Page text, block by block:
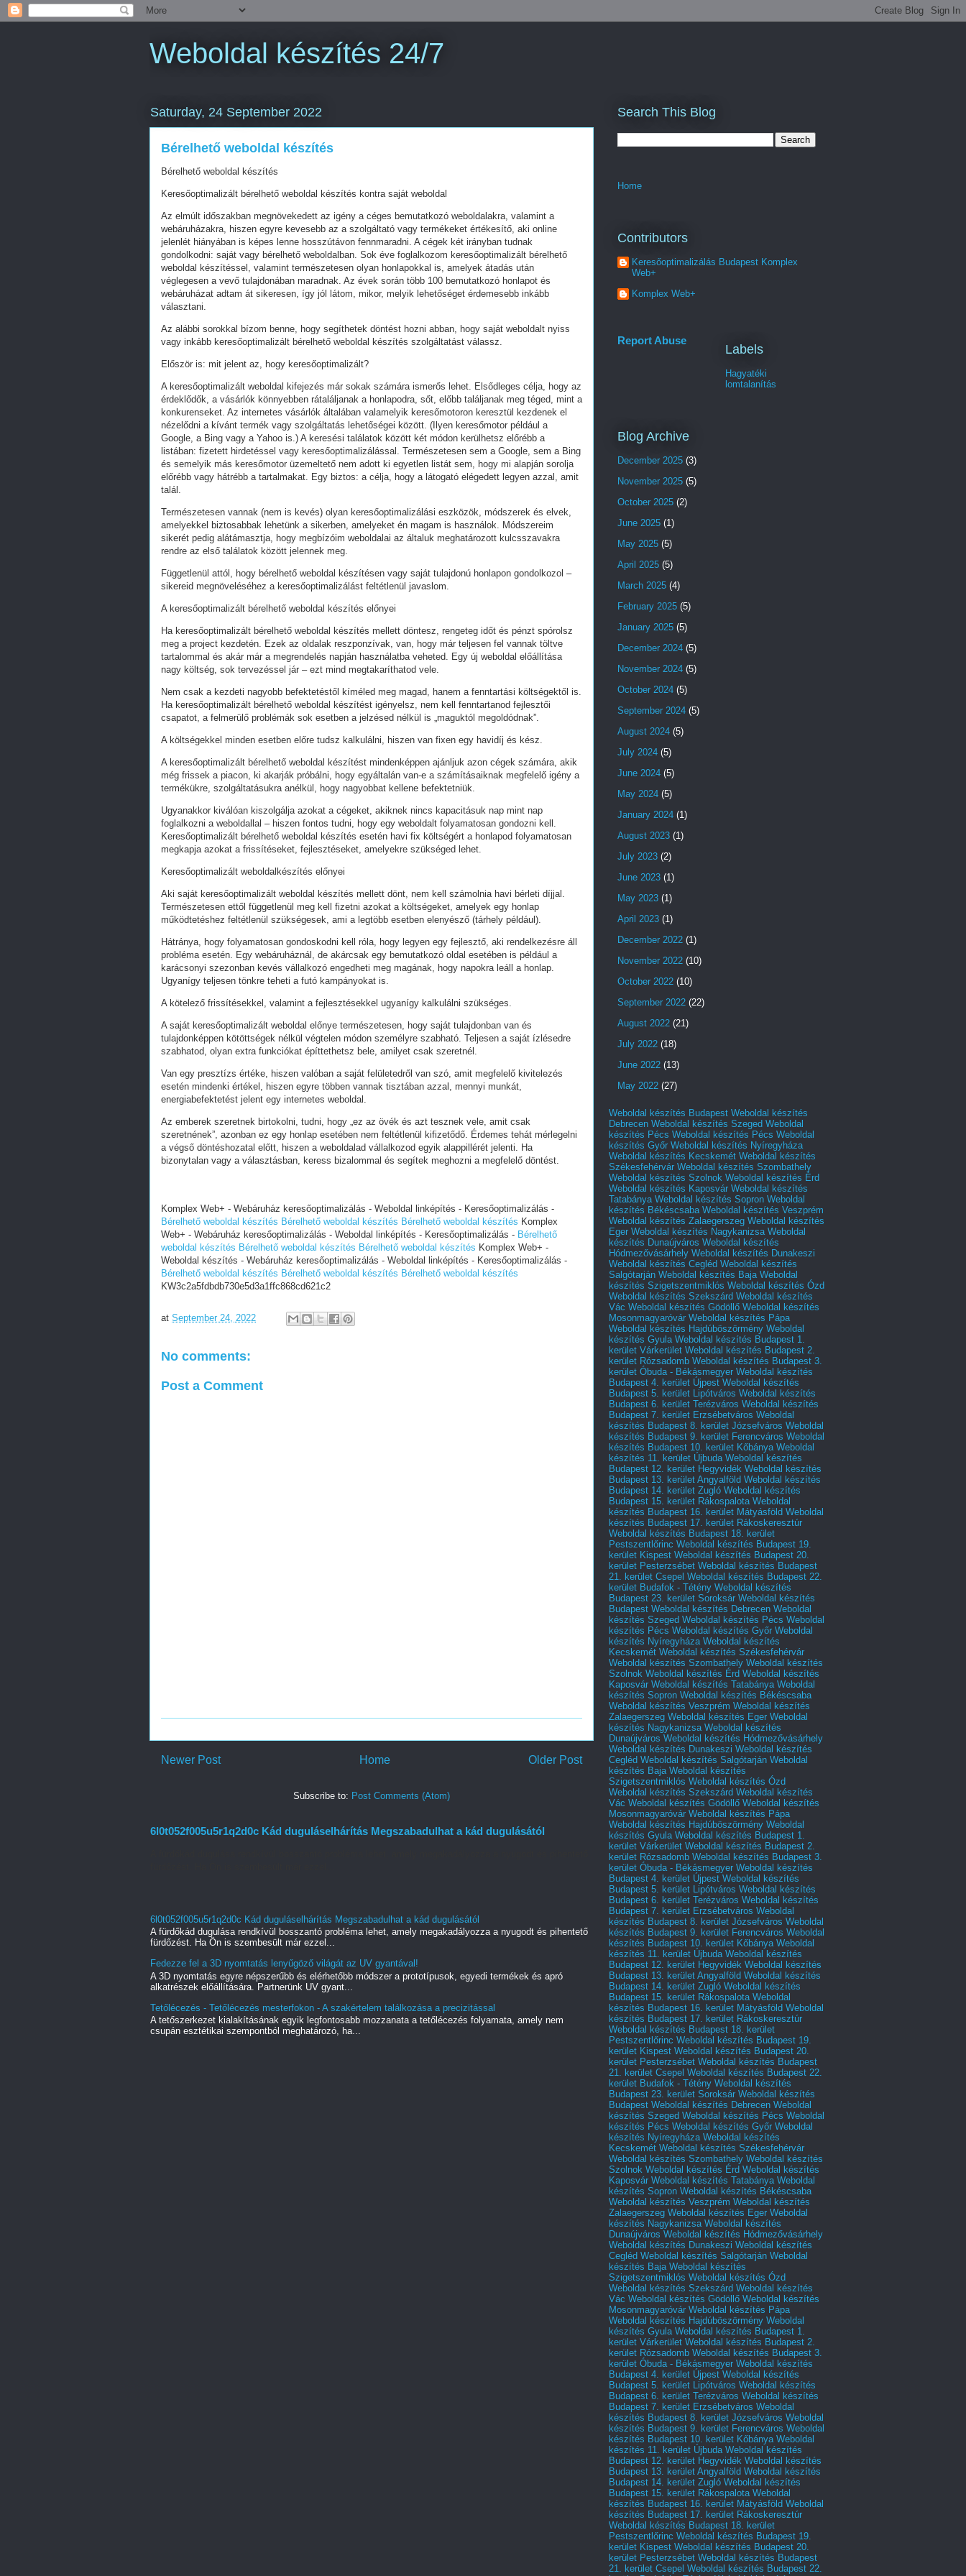
Weboldal készítés 24/7
Saturday, 24 September 2022
Bérelhető weboldal készítés
Bérelhető weboldal készítés
Keresőoptimalizált bérelhető weboldal készítés kontra saját weboldal
Az elmúlt időszakban megnövekedett az igény a céges bemutatkozó weboldalakra, valamint a
webáruházakra, hiszen egyre kevesebb az a szolgáltató vagy termékeket értékesítő, aki online
jelenlét hiányában is képes lenne hosszútávon fennmaradni. A cégek két irányban tudnak
gondolkodni: saját vagy bérelhető weboldalban. Sok éve foglalkozom keresőoptimalizált bérelhető
weboldal készítéssel, valamint természetesen olyan honlapokkal is, amelyek átadás után
véglegesen a vevő tulajdonában maradnak. Az évek során több 100 bemutatkozó honlapot és
webáruházat adtam át sikeresen, így jól látom, mikor, melyik lehetőséget érdemesebb inkább
választani.
Az alábbi sorokkal bízom benne, hogy segíthetek döntést hozni abban, hogy saját weboldalt nyiss
vagy inkább keresőoptimalizált bérelhető weboldal készítés szolgáltatást válassz.
Először is: mit jelent az, hogy keresőoptimalizált?
A keresőoptimalizált weboldal kifejezés már sokak számára ismerős lehet. Elsődleges célja, hogy az
érdeklődők, a vásárlók könnyebben rátaláljanak a honlapodra, sőt, előbb találjanak meg téged, mint a
konkurenseket. Az internetes vásárlók általában valamelyik keresőmotoron keresztül kezdenek el
nézelődni a kívánt termék vagy szolgáltatás lehetőségei között. (Ilyen keresőmotor például a
Google, a Bing vagy a Yahoo is.) A keresési találatok között két módon kerülhetsz előrébb a
listában: fizetett hirdetéssel vagy keresőoptimalizálással. Természetesen sem a Google, sem a Bing
és semelyik más keresőmotor üzemeltető nem adott ki egyetlen listát sem, hogy mi alapján sorolja
előrébb vagy hátrébb a tartalmakat. Egy biztos: a célja, hogy a látogató elégedett legyen azzal, amit
talál.
Természetesen vannak (nem is kevés) olyan keresőoptimalizálási eszközök, módszerek és elvek,
amelyekkel biztosabbak lehetünk a sikerben, amelyeket én magam is használok. Módszereim
sikerét pedig alátámasztja, hogy megbízóim weboldalai az általuk meghatározott kulcsszavakra
rendre az első találatok között jelennek meg.
Függetlenül attól, hogy bérelhető weboldal készítésen vagy saját tulajdonú honlapon gondolkozol –
sikereid megnöveléséhez a keresőoptimalizálást feltétlenül javaslom.
A keresőoptimalizált bérelhető weboldal készítés előnyei
Ha keresőoptimalizált bérelhető weboldal készítés mellett döntesz, rengeteg időt és pénzt spórolsz
meg a project kezdetén. Ezek az oldalak reszponzívak, van, hogy már teljesen fel vannak töltve
tartalommal és akár már a megrendelés napján használatba veheted. Egy új weboldal előállítása
nagy költség, sok tervezéssel jár – ezt mind megtakaríthatod vele.
Nem csak a kezdeti nagyobb befektetéstől kíméled meg magad, hanem a fenntartási költségektől is.
Ha keresőoptimalizált bérelhető weboldal készítést igényelsz, nem kell fenntartanod fejlesztői
csapatot, a felmerülő problémák sok esetben a jelzésed nélkül is „maguktól megoldódnak”.
A költségekkel minden esetben előre tudsz kalkulálni, hiszen van fixen egy havidíj és kész.
A keresőoptimalizált bérelhető weboldal készítést mindenképpen ajánljuk azon cégek számára, akik
még frissek a piacon, ki akarják próbálni, hogy egyáltalán van-e a számításaiknak megfelelő igény a
termékükre, szolgáltatásukra anélkül, hogy nagyobbat kellene befektetniük.
Ugyanakkor kiválóan kiszolgálja azokat a cégeket, akiknek nincs kapacitásuk nap mint nap
foglalkozni a weboldallal – hiszen fontos tudni, hogy egy weboldalt folyamatosan gondozni kell.
Keresőoptimalizált bérelhető weboldal készítés esetén havi fix költségért a honlapod folyamatosan
megkapja azokat a frissítéseket, fejlesztéseket, amelyekre szükséged lehet.
Keresőoptimalizált weboldalkészítés előnyei
Aki saját keresőoptimalizált weboldal készítés mellett dönt, nem kell számolnia havi bérleti díjjal.
Természetesen ettől függetlenül meg kell fizetni azokat a költségeket, amelyek egy honlap
működtetéshez feltétlenül szükségesek, ami a legtöbb esetben elenyésző (tárhely például).
Hátránya, hogy folyamatosan gondoskodni kell róla, hogy legyen egy fejlesztő, aki rendelkezésre áll
probléma esetén. Egy webáruháznál, de akárcsak egy bemutatkozó oldal esetében is például a
karácsonyi szezonban kevés vállalkozó engedheti meg magának, hogy napokra leáll a honlap.
Ugyanígy teljesen tönkre teheti a futó kampányokat is.
A kötelező frissítésekkel, valamint a fejlesztésekkel ugyanígy kalkulálni szükséges.
A saját keresőoptimalizált weboldal előnye természetesen, hogy saját tulajdonban van és
tulajdonképpen kötöttségek nélkül végtelen módon személyre szabható. Teljesen a saját ízlésedre
szabhatod, olyan extra funkciókat építtethetsz bele, amilyet csak szeretnél.
Van egy presztízs értéke, hiszen valóban a saját felületedről van szó, amit megfelelő kivitelezés
esetén mindenki értékel, hiszen egyre többen vannak tisztában azzal, mennyi munkát,
energiabefektetést jelent egy internetes weboldal.
Az emberek szeretnek birtokolni, tudni, hogy „ez az övék és azt tesznek vele, amit csak
szeretnének”, azonban ez egy honlap esetében nem feltétlenül kifizetődő. Érdemes tehát mérlegelni
a végső döntéshozatal előtt, hiszen a weboldalad vállalkozod egyik alappillérét jelenti. Ha
bizonytalan vagy a választásban, keress bizalommal és segítek meghozni a megfelelő döntést.
Komplex Web+ - Webáruház keresőoptimalizálás - Weboldal linképítés - Keresőoptimalizálás -
Bérelhető weboldal készítés Bérelhető weboldal készítés Bérelhető weboldal készítés Komplex
Web+ - Webáruház keresőoptimalizálás - Weboldal linképítés - Keresőoptimalizálás - Bérelhető
weboldal készítés Bérelhető weboldal készítés Bérelhető weboldal készítés Komplex Web+ -
Weboldal készítés - Webáruház keresőoptimalizálás - Weboldal linképítés - Keresőoptimalizálás -
Bérelhető weboldal készítés Bérelhető weboldal készítés Bérelhető weboldal készítés
KW3c2a5fdbdb730e5d3a1ffc868cd621c2
at September 24, 2022
No comments:
Post a Comment
Newer Post Older Post
Home
Subscribe to: Post Comments (Atom)
6l0t052f005u5r1q2d0c Kád duguláselhárítás Megszabadulhat a kád dugulásától
6l0t052f005u5r1q2d0c Kád duguláselhárítás Megszabadulhat a kád dugulásától
A fürdőkád dugulása rendkívül bosszantó probléma lehet, amely megakadályozza a nyugodt és pihentető
fürdőzést. Ha Ön is szembesült már ezzel...
Fedezze fel a 3D nyomtatás lenyűgöző világát az UV gyantával!
A 3D nyomtatás egyre népszerűbb és elérhetőbb módszer a prototípusok, egyedi termékek és apró
alkatrészek előállítására. Partnerünk UV gyant...
Tetőlécezés - Tetőlécezés mesterfokon - A szakértelem találkozása a precizitással
A tetőszerkezet kialakításának egyik legfontosabb mozzanata a tetőlécezés folyamata, amely nem
csupán esztétikai szempontból meghatározó, ha...
Search This Blog
Home
Contributors
Keresőoptimalizálás Budapest Komplex
Web+
Komplex Web+
Report Abuse
Labels
Hagyatéki
lomtalanítás
Blog Archive
December 2025 (3)
November 2025 (5)
October 2025 (2)
June 2025 (1)
May 2025 (5)
April 2025 (5)
March 2025 (4)
February 2025 (5)
January 2025 (5)
December 2024 (5)
November 2024 (5)
October 2024 (5)
September 2024 (5)
August 2024 (5)
July 2024 (5)
June 2024 (5)
May 2024 (5)
January 2024 (1)
August 2023 (1)
July 2023 (2)
June 2023 (1)
May 2023 (1)
April 2023 (1)
December 2022 (1)
November 2022 (10)
October 2022 (10)
September 2022 (22)
August 2022 (21)
July 2022 (18)
June 2022 (13)
May 2022 (27)
Weboldal készítés Budapest Weboldal készítés
Debrecen Weboldal készítés Szeged Weboldal
készítés Pécs Weboldal készítés Pécs Weboldal
készítés Győr Weboldal készítés Nyíregyháza
Weboldal készítés Kecskemét Weboldal készítés
Székesfehérvár Weboldal készítés Szombathely
Weboldal készítés Szolnok Weboldal készítés Érd
Weboldal készítés Kaposvár Weboldal készítés
Tatabánya Weboldal készítés Sopron Weboldal
készítés Békéscsaba Weboldal készítés Veszprém
Weboldal készítés Zalaegerszeg Weboldal készítés
Eger Weboldal készítés Nagykanizsa Weboldal
készítés Dunaújváros Weboldal készítés
Hódmezővásárhely Weboldal készítés Dunakeszi
Weboldal készítés Cegléd Weboldal készítés
Salgótarján Weboldal készítés Baja Weboldal
készítés Szigetszentmiklós Weboldal készítés Ózd
Weboldal készítés Szekszárd Weboldal készítés
Vác Weboldal készítés Gödöllő Weboldal készítés
Mosonmagyaróvár Weboldal készítés Pápa
Weboldal készítés Hajdúböszörmény Weboldal
készítés Gyula Weboldal készítés Budapest 1.
kerület Várkerület Weboldal készítés Budapest 2.
kerület Rózsadomb Weboldal készítés Budapest 3.
kerület Óbuda - Békásmegyer Weboldal készítés
Budapest 4. kerület Újpest Weboldal készítés
Budapest 5. kerület Lipótváros Weboldal készítés
Budapest 6. kerület Terézváros Weboldal készítés
Budapest 7. kerület Erzsébetváros Weboldal
készítés Budapest 8. kerület Józsefváros Weboldal
készítés Budapest 9. kerület Ferencváros Weboldal
készítés Budapest 10. kerület Kőbánya Weboldal
készítés 11. kerület Újbuda Weboldal készítés
Budapest 12. kerület Hegyvidék Weboldal készítés
Budapest 13. kerület Angyalföld Weboldal készítés
Budapest 14. kerület Zugló Weboldal készítés
Budapest 15. kerület Rákospalota Weboldal
készítés Budapest 16. kerület Mátyásföld Weboldal
készítés Budapest 17. kerület Rákoskeresztúr
Weboldal készítés Budapest 18. kerület
Pestszentlőrinc Weboldal készítés Budapest 19.
kerület Kispest Weboldal készítés Budapest 20.
kerület Pesterzsébet Weboldal készítés Budapest
21. kerület Csepel Weboldal készítés Budapest 22.
kerület Budafok - Tétény Weboldal készítés
Budapest 23. kerület Soroksár Weboldal készítés
Budapest Weboldal készítés Debrecen Weboldal
készítés Szeged Weboldal készítés Pécs Weboldal
készítés Pécs Weboldal készítés Győr Weboldal
készítés Nyíregyháza Weboldal készítés
Kecskemét Weboldal készítés Székesfehérvár
Weboldal készítés Szombathely Weboldal készítés
Szolnok Weboldal készítés Érd Weboldal készítés
Kaposvár Weboldal készítés Tatabánya Weboldal
készítés Sopron Weboldal készítés Békéscsaba
Weboldal készítés Veszprém Weboldal készítés
Zalaegerszeg Weboldal készítés Eger Weboldal
készítés Nagykanizsa Weboldal készítés
Dunaújváros Weboldal készítés Hódmezővásárhely
Weboldal készítés Dunakeszi Weboldal készítés
Cegléd Weboldal készítés Salgótarján Weboldal
készítés Baja Weboldal készítés
Szigetszentmiklós Weboldal készítés Ózd
Weboldal készítés Szekszárd Weboldal készítés
Vác Weboldal készítés Gödöllő Weboldal készítés
Mosonmagyaróvár Weboldal készítés Pápa
Weboldal készítés Hajdúböszörmény Weboldal
készítés Gyula Weboldal készítés Budapest 1.
kerület Várkerület Weboldal készítés Budapest 2.
kerület Rózsadomb Weboldal készítés Budapest 3.
kerület Óbuda - Békásmegyer Weboldal készítés
Budapest 4. kerület Újpest Weboldal készítés
Budapest 5. kerület Lipótváros Weboldal készítés
Budapest 6. kerület Terézváros Weboldal készítés
Budapest 7. kerület Erzsébetváros Weboldal
készítés Budapest 8. kerület Józsefváros Weboldal
készítés Budapest 9. kerület Ferencváros Weboldal
készítés Budapest 10. kerület Kőbánya Weboldal
készítés 11. kerület Újbuda Weboldal készítés
Budapest 12. kerület Hegyvidék Weboldal készítés
Budapest 13. kerület Angyalföld Weboldal készítés
Budapest 14. kerület Zugló Weboldal készítés
Budapest 15. kerület Rákospalota Weboldal
készítés Budapest 16. kerület Mátyásföld Weboldal
készítés Budapest 17. kerület Rákoskeresztúr
Weboldal készítés Budapest 18. kerület
Pestszentlőrinc Weboldal készítés Budapest 19.
kerület Kispest Weboldal készítés Budapest 20.
kerület Pesterzsébet Weboldal készítés Budapest
21. kerület Csepel Weboldal készítés Budapest 22.
kerület Budafok - Tétény Weboldal készítés
Budapest 23. kerület Soroksár Weboldal készítés
Budapest Weboldal készítés Debrecen Weboldal
készítés Szeged Weboldal készítés Pécs Weboldal
készítés Pécs Weboldal készítés Győr Weboldal
készítés Nyíregyháza Weboldal készítés
Kecskemét Weboldal készítés Székesfehérvár
Weboldal készítés Szombathely Weboldal készítés
Szolnok Weboldal készítés Érd Weboldal készítés
Kaposvár Weboldal készítés Tatabánya Weboldal
készítés Sopron Weboldal készítés Békéscsaba
Weboldal készítés Veszprém Weboldal készítés
Zalaegerszeg Weboldal készítés Eger Weboldal
készítés Nagykanizsa Weboldal készítés
Dunaújváros Weboldal készítés Hódmezővásárhely
Weboldal készítés Dunakeszi Weboldal készítés
Cegléd Weboldal készítés Salgótarján Weboldal
készítés Baja Weboldal készítés
Szigetszentmiklós Weboldal készítés Ózd
Weboldal készítés Szekszárd Weboldal készítés
Vác Weboldal készítés Gödöllő Weboldal készítés
Mosonmagyaróvár Weboldal készítés Pápa
Weboldal készítés Hajdúböszörmény Weboldal
készítés Gyula Weboldal készítés Budapest 1.
kerület Várkerület Weboldal készítés Budapest 2.
kerület Rózsadomb Weboldal készítés Budapest 3.
kerület Óbuda - Békásmegyer Weboldal készítés
Budapest 4. kerület Újpest Weboldal készítés
Budapest 5. kerület Lipótváros Weboldal készítés
Budapest 6. kerület Terézváros Weboldal készítés
Budapest 7. kerület Erzsébetváros Weboldal
készítés Budapest 8. kerület Józsefváros Weboldal
készítés Budapest 9. kerület Ferencváros Weboldal
készítés Budapest 10. kerület Kőbánya Weboldal
készítés 11. kerület Újbuda Weboldal készítés
Budapest 12. kerület Hegyvidék Weboldal készítés
Budapest 13. kerület Angyalföld Weboldal készítés
Budapest 14. kerület Zugló Weboldal készítés
Budapest 15. kerület Rákospalota Weboldal
készítés Budapest 16. kerület Mátyásföld Weboldal
készítés Budapest 17. kerület Rákoskeresztúr
Weboldal készítés Budapest 18. kerület
Pestszentlőrinc Weboldal készítés Budapest 19.
kerület Kispest Weboldal készítés Budapest 20.
kerület Pesterzsébet Weboldal készítés Budapest
21. kerület Csepel Weboldal készítés Budapest 22.